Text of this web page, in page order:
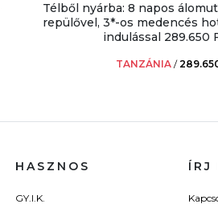
Télből nyárba: 8 napos
repülővel, 3*-os medencés
indulással 289.650
TANZÁNIA /
HASZNOS
GY.I.K.
ÍRJ